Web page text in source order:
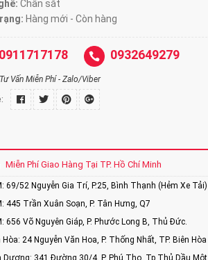
Chân sắt
Hàng mới - Còn hàng
0911717178 0932649279
Vấn Miễn Phí - Zalo/Viber
Miễn Phí Giao Hàng Tại TP. Hồ Chí Minh
69/52 Nguyễn Gia Trí, P.25, Bình Thạnh (Hẻm Xe Tải)
445 Trần Xuân Soạn, P. Tân Hưng, Q7
656 Võ Nguyên Giáp, P. Phước Long B, Thủ Đức.
Hòa: 24 Nguyễn Văn Hoa, P. Thống Nhất, TP. Biên Hòa